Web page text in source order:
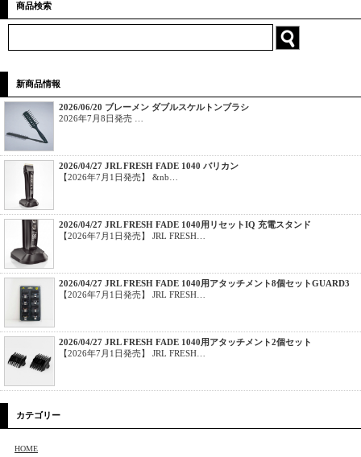
商品検索
新商品情報
2026/06/20 ブレーメン ダブルスケルトンブラシ
2026年7月8日発売 …
2026/04/27 JRL FRESH FADE 1040 バリカン
【2026年7月1日発売】 &nb…
2026/04/27 JRL FRESH FADE 1040用リセットIQ 充電スタンド
【2026年7月1日発売】 JRL FRESH…
2026/04/27 JRL FRESH FADE 1040用アタッチメント8個セットGUARD3
【2026年7月1日発売】 JRL FRESH…
2026/04/27 JRL FRESH FADE 1040用アタッチメント2個セット
【2026年7月1日発売】 JRL FRESH…
カテゴリー
HOME